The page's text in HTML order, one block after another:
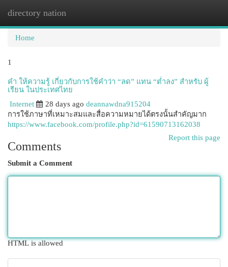
directory nation
Home
1
คำ ให้ความรู้ เกี่ยวกับการใช้คำว่า “ลด” แทน “ต่ำลง” สำหรับ ผู้
เรียน ในประเทศไทย
Internet
28 days ago deannawdna915204
การใช้ภาษาที่เหมาะสมและสื่อความหมายได้ตรงนั้นสำคัญมาก
https://www.facebook.com/profile.php?id=61590713162038
Report this page
Comments
Submit a Comment
HTML is allowed